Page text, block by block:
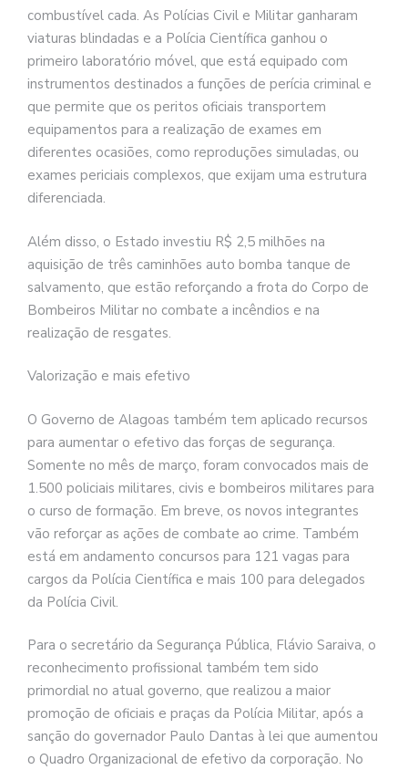
combustível cada. As Polícias Civil e Militar ganharam
viaturas blindadas e a Polícia Científica ganhou o
primeiro laboratório móvel, que está equipado com
instrumentos destinados a funções de perícia criminal e
que permite que os peritos oficiais transportem
equipamentos para a realização de exames em
diferentes ocasiões, como reproduções simuladas, ou
exames periciais complexos, que exijam uma estrutura
diferenciada.
Além disso, o Estado investiu R$ 2,5 milhões na
aquisição de três caminhões auto bomba tanque de
salvamento, que estão reforçando a frota do Corpo de
Bombeiros Militar no combate a incêndios e na
realização de resgates.
Valorização e mais efetivo
O Governo de Alagoas também tem aplicado recursos
para aumentar o efetivo das forças de segurança.
Somente no mês de março, foram convocados mais de
1.500 policiais militares, civis e bombeiros militares para
o curso de formação. Em breve, os novos integrantes
vão reforçar as ações de combate ao crime. Também
está em andamento concursos para 121 vagas para
cargos da Polícia Científica e mais 100 para delegados
da Polícia Civil.
Para o secretário da Segurança Pública, Flávio Saraiva, o
reconhecimento profissional também tem sido
primordial no atual governo, que realizou a maior
promoção de oficiais e praças da Polícia Militar, após a
sanção do governador Paulo Dantas à lei que aumentou
o Quadro Organizacional de efetivo da corporação. No